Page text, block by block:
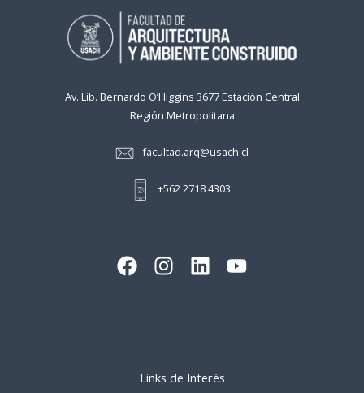
Av. Lib. Bernardo O’Higgins 3677 Estación Central
Región Metropolitana
facultad.arq@usach.cl
+562 2718 4303
Links de Interés